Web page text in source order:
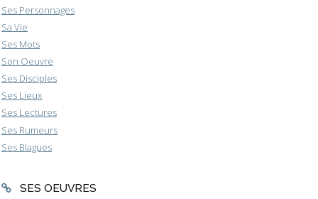
Ses Personnages
Sa Vie
Ses Mots
Son Oeuvre
Ses Disciples
Ses Lieux
Ses Lectures
Ses Rumeurs
Ses Blagues
SES OEUVRES